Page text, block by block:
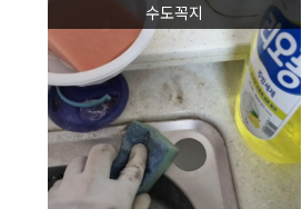
수도꼭지